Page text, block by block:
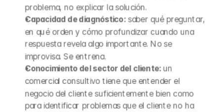
problema, no explicar la solución.
Capacidad de diagnóstico: saber qué preguntar,
en qué orden y cómo profundizar cuando una
respuesta revela algo importante. No se
improvisa. Se entrena.
Conocimiento del sector del cliente: un
comercial consultivo tiene que entender el
negocio del cliente suficientemente bien como
para identificar problemas que el cliente no ha